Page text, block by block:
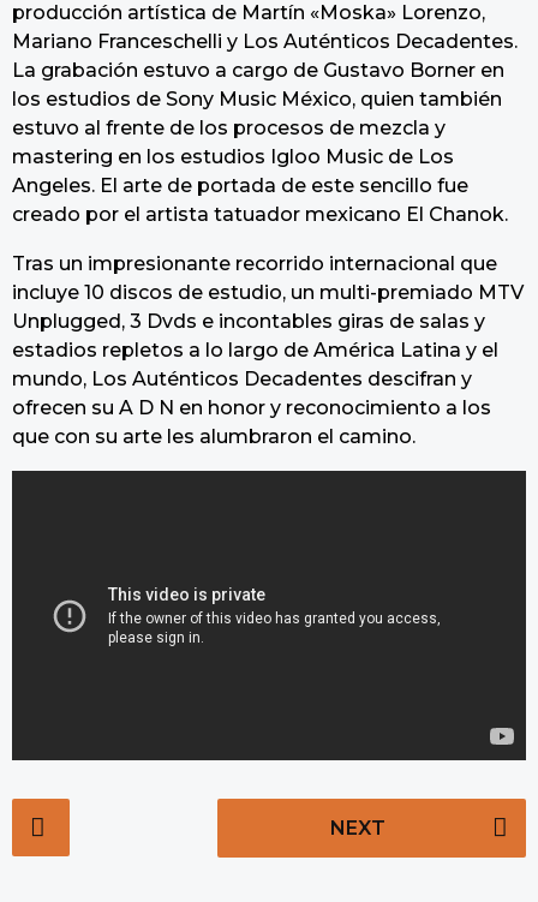
producción artística de Martín «Moska» Lorenzo,
Mariano Franceschelli y Los Auténticos Decadentes.
La grabación estuvo a cargo de Gustavo Borner en
los estudios de Sony Music México, quien también
estuvo al frente de los procesos de mezcla y
mastering en los estudios Igloo Music de Los
Angeles. El arte de portada de este sencillo fue
creado por el artista tatuador mexicano El Chanok.
Tras un impresionante recorrido internacional que
incluye 10 discos de estudio, un multi-premiado MTV
Unplugged, 3 Dvds e incontables giras de salas y
estadios repletos a lo largo de América Latina y el
mundo, Los Auténticos Decadentes descifran y
ofrecen su A D N en honor y reconocimiento a los
que con su arte les alumbraron el camino.
o
NEXT